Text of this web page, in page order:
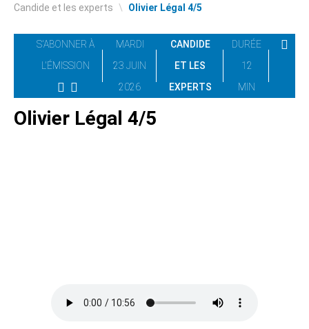
Candide et les experts \ Olivier Légal 4/5
S'ABONNER À
L'ÉMISSION
MARDI
23 JUIN
2026
CANDIDE
ET LES
EXPERTS
DURÉE
12
MIN
Olivier Légal 4/5